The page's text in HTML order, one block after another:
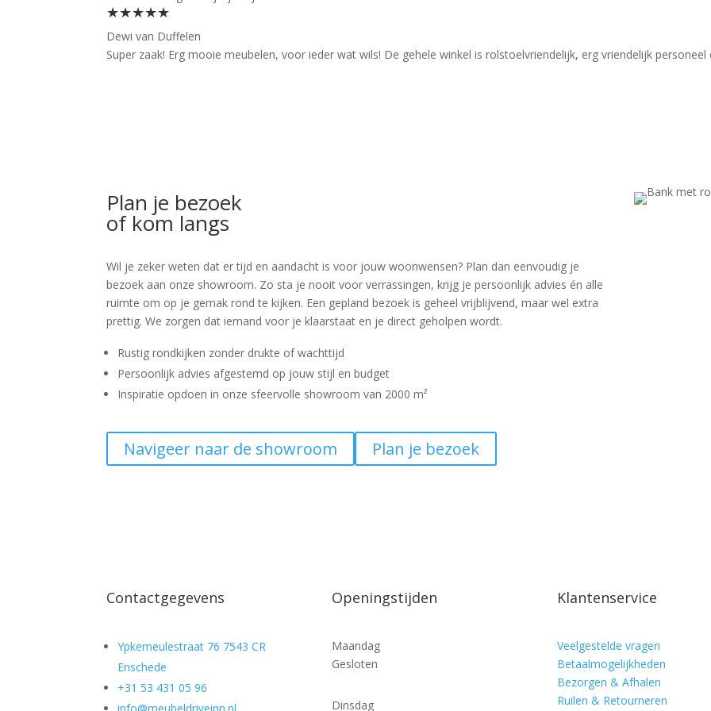
★★★★★
Dewi van Duffelen
Super zaak! Erg mooie meubelen, voor ieder wat wils! De gehele winkel is rolstoelvriendelijk, erg vriendelijk personeel
Plan je bezoek
of kom langs
Wil je zeker weten dat er tijd en aandacht is voor jouw woonwensen? Plan dan eenvoudig je
bezoek aan onze showroom. Zo sta je nooit voor verrassingen, krijg je persoonlijk advies én alle
ruimte om op je gemak rond te kijken. Een gepland bezoek is geheel vrijblijvend, maar wel extra
prettig. We zorgen dat iemand voor je klaarstaat en je direct geholpen wordt.
Rustig rondkijken zonder drukte of wachttijd
Persoonlijk advies afgestemd op jouw stijl en budget
Inspiratie opdoen in onze sfeervolle showroom van 2000 m²
Navigeer naar de showroom Plan je bezoek
Contactgegevens
Ypkemeulestraat 76 7543 CR
Enschede
+31 53 431 05 96
info@meubeldriveinn.nl
Openingstijden
Maandag
Gesloten
Dinsdag
Klantenservice
Veelgestelde vragen
Betaalmogelijkheden
Bezorgen & Afhalen
Ruilen & Retourneren